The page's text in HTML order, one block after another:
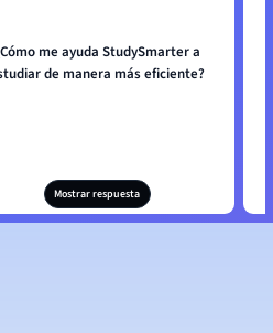
me ayuda StudySmarter a
de manera más eficiente?
Mostrar respuesta